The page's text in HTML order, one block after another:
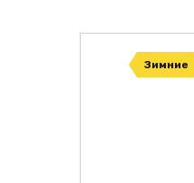
Зимние